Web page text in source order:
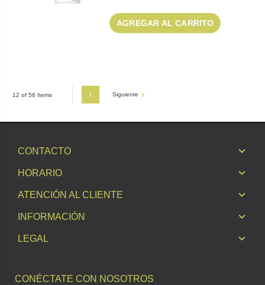
AGREGAR AL CARRITO
12 of 56 Items 1 Siguiente
CONTACTO
HORARIO
ATENCIÓN AL CLIENTE
INFORMACIÓN
LEGAL
CONÉCTATE CON NOSOTROS